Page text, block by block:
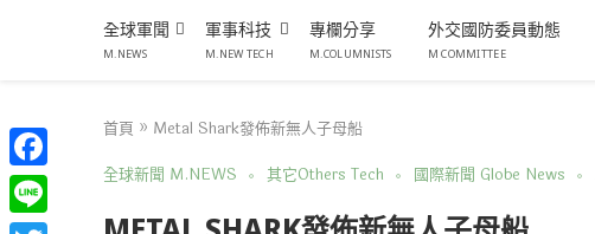
全球軍聞
M.NEWS
軍事科技
M.NEW TECH
專欄分享
M.COLUMNISTS
外交國防委員動態
M COMMITTEE
首頁 » Metal Shark發佈新無人子母船
全球新聞 M.NEWS
其它Others Tech 國際新聞 Globe News
Facebook